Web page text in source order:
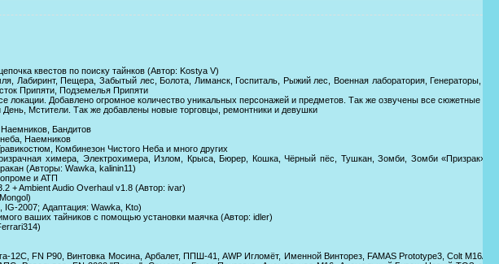
квестов по поиску тайнков (Автор: Kostyа V)
Лабиринт, Пещера, Забытый лес, Болота, Лиманск, Госпиталь, Рыжий лес, Военная лаборатория, Генераторы,
Припяти, Подземелья Припяти
локации. Добавлено огромное количество уникальных персонажей и предметов. Так же озвучены все сюжетные
Мстители. Так же добавлены новые торговцы, ремонтники и девушки
Бандитов
Наемников
Комбинезон Чистого Неба и много других
химера, Электрохимера, Излом, Крыса, Бюрер, Кошка, Чёрный пёс, Тушкан, Зомби, Зомби «Призрак»,
(Авторы: Wawka, kalinin11)
и АТП
+ Ambient Audio Overhaul v1.8 (Автор: ivar)
2007; Адаптация: Wawka, Kto)
ваших тайников с помощью установки маячка (Автор: idler)
FN P90, Винтовка Мосина, Арбалет, ППШ-41, AWP Игломёт, Именной Винторез, FAMAS Prototype3, Colt M16A2,